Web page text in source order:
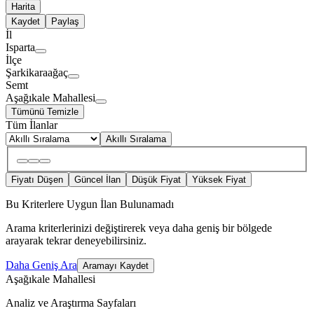
Harita
Kaydet
Paylaş
İl
Isparta
İlçe
Şarkikaraağaç
Semt
Aşağıkale Mahallesi
Tümünü Temizle
Tüm İlanlar
Akıllı Sıralama
Fiyatı Düşen Güncel İlan Düşük Fiyat Yüksek Fiyat
Bu Kriterlere Uygun İlan Bulunamadı
Arama kriterlerinizi değiştirerek veya daha geniş bir bölgede
arayarak tekrar deneyebilirsiniz.
Daha Geniş Ara Aramayı Kaydet
Aşağıkale Mahallesi
Analiz ve Araştırma Sayfaları